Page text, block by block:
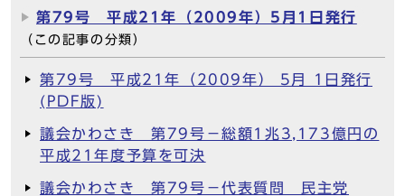
第79号 平成21年（2009年）5月1日発行
（この記事の分類）
第79号 平成21年（2009年） 5月 1日発行
(PDF版)
議会かわさき 第79号－総額1兆3,173億円の
平成21年度予算を可決
議会かわさき 第79号－代表質問 民主党